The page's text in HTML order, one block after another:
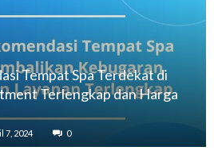
Tempat Spa Terdekat di
Terlengkap dan Harga
7, 2024 0